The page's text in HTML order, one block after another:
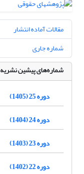
مقالات آماده انتشار
شماره جاری
شماره‌های پیشین نشریه
دوره 25 (1405)
دوره 24 (1404)
دوره 23 (1403)
دوره 22 (1402)